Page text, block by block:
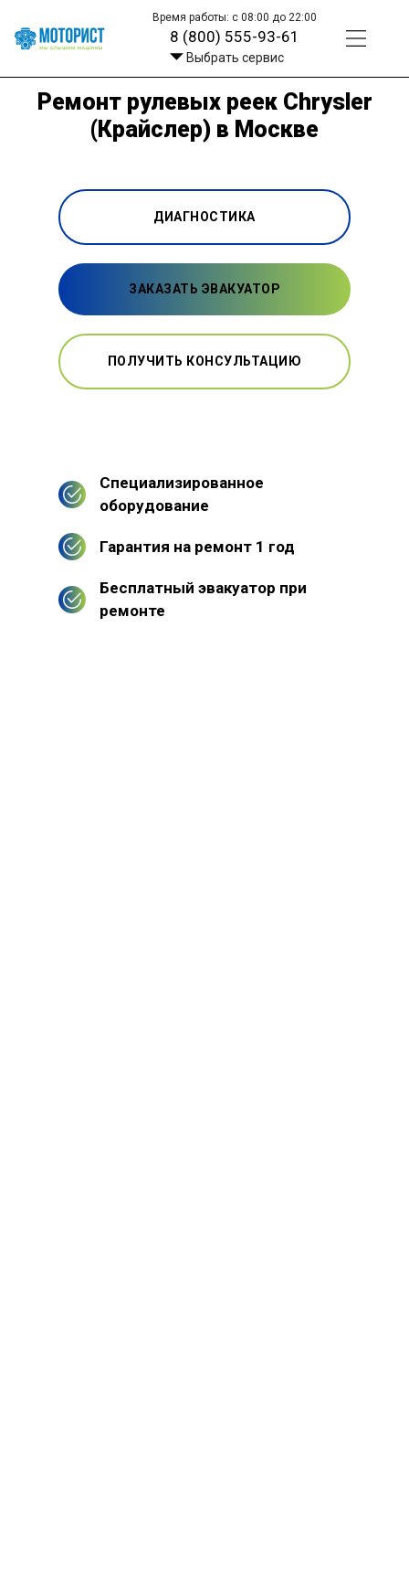
Время работы: с 08:00 до 22:00
8 (800) 555-93-61
Выбрать сервис
Ремонт рулевых реек Chrysler
(Крайслер) в Москве
ДИАГНОСТИКА
ЗАКАЗАТЬ ЭВАКУАТОР
ПОЛУЧИТЬ КОНСУЛЬТАЦИЮ
Специализированное
оборудование
Гарантия на ремонт 1 год
Бесплатный эвакуатор при
ремонте